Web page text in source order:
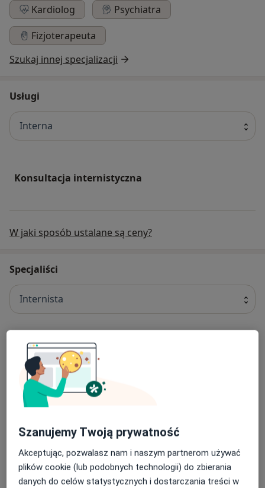
Kardiolog
Psychiatra
Fizjoterapeuta
Szukaj innej specjalizacji
Usługi
Interna
Konsultacja internistyczna
W jaki sposób ustalane są ceny?
Specjaliści
Internista
Zygmunt Piekarski
Internista
2 opinie
Internista, Kardiolog
Alina Kazała
Szanujemy Twoją prywatność
Akceptując, pozwalasz nam i naszym partnerom używać
plików cookie (lub podobnych technologii) do zbierania
danych do celów statystycznych i dostarczania treści w